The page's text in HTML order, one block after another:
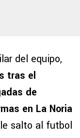
del equipo,
tras el
de
en La Noria
salto al futbol